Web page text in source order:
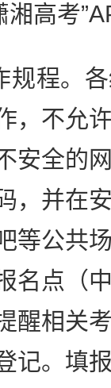
湘高考
程。各
，不允
安全的
，并在
等公共
名点（
醒相关
记。填